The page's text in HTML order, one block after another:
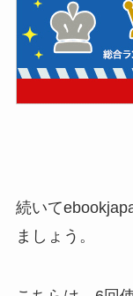
続いて
ましょう。